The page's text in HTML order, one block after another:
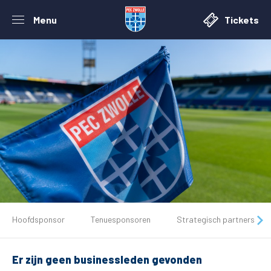
Menu Tickets
Tickets
Matchdays
Hoofdsponsor Tenuesponsoren Strategisch partners
Er zijn geen businessleden gevonden